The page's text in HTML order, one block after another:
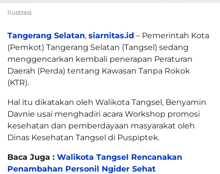
Ilustrasi
Tangerang Selatan, siarnitas.id – Pemerintah Kota
(Pemkot) Tangerang Selatan (Tangsel) sedang
menggencarkan kembali penerapan Peraturan
Daerah (Perda) tentang Kawasan Tanpa Rokok
(KTR).
Hal itu dikatakan oleh Walikota Tangsel, Benyamin
Davnie usai menghadiri acara Workshop promosi
kesehatan dan pemberdayaan masyarakat oleh
Dinas Kesehatan Tangsel di Puspiptek.
Baca Juga : Walikota Tangsel Rencanakan
Penambahan Personil Ngider Sehat